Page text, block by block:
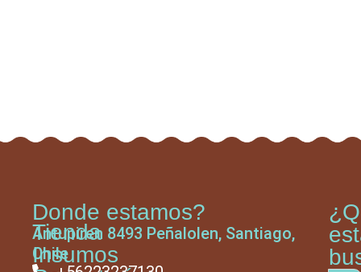
Tienda
Insumos
Donde estamos?
Antupiren 8493 Peñalolen, Santiago,
Chile